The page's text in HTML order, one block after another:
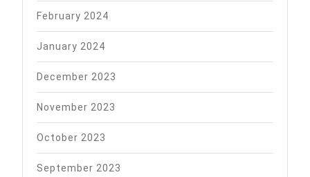
February 2024
January 2024
December 2023
November 2023
October 2023
September 2023